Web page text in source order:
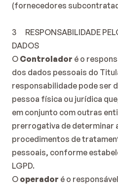
(fornecedores
3      RESPONSABILIDADE
DADOS
O Controlador é o
dos dados pessoais do
responsabilidade pode ser
pessoa física ou jurídica
em conjunto com outras
prerrogativa de determinar
procedimentos de
pessoais, conforme
LGPD.
O operador é o